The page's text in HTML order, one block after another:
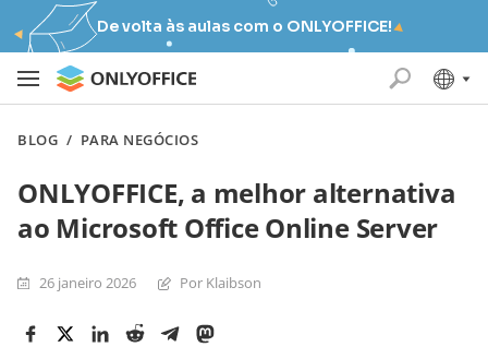
De volta às aulas com o ONLYOFFICE!
BLOG / PARA NEGÓCIOS
ONLYOFFICE, a melhor alternativa
ao Microsoft Office Online Server
26 janeiro 2026 Por Klaibson